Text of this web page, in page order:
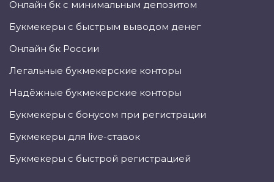
Онлайн бк с минимальным депозитом
Букмекеры с быстрым выводом денег
Онлайн бк России
Легальные букмекерские конторы
Надёжные букмекерские конторы
Букмекеры с бонусом при регистрации
Букмекеры для live-ставок
Букмекеры с быстрой регистрацией